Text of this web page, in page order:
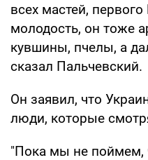
всех мастей,
молодость, он тоже
кувшины, пчелы, а
сказал Пальчевский.
Он заявил, что
люди, которые
"Пока мы не